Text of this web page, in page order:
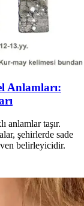
Anlamları:
anlamlar taşır.
şehirlerde sade
belirleyicidir.